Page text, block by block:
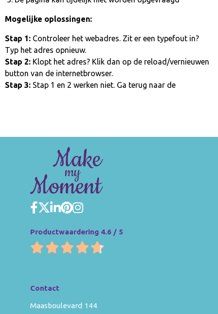
Mogelijke oplossingen:
Stap 1: Controleer het webadres. Zit er een typefout in?
Typ het adres opnieuw.
Stap 2: Klopt het adres? Klik dan op de reload/vernieuwen
button van de internetbrowser.
Stap 3: Stap 1 en 2 werken niet. Ga terug naar de
Productwaardering 4.6 / 5
Contact
Maasboulevard 144